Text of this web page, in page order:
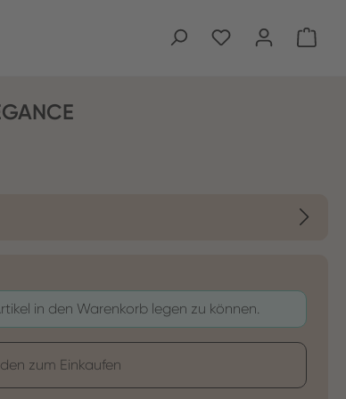
in den Warenkorb legen zu können.
zum Einkaufen